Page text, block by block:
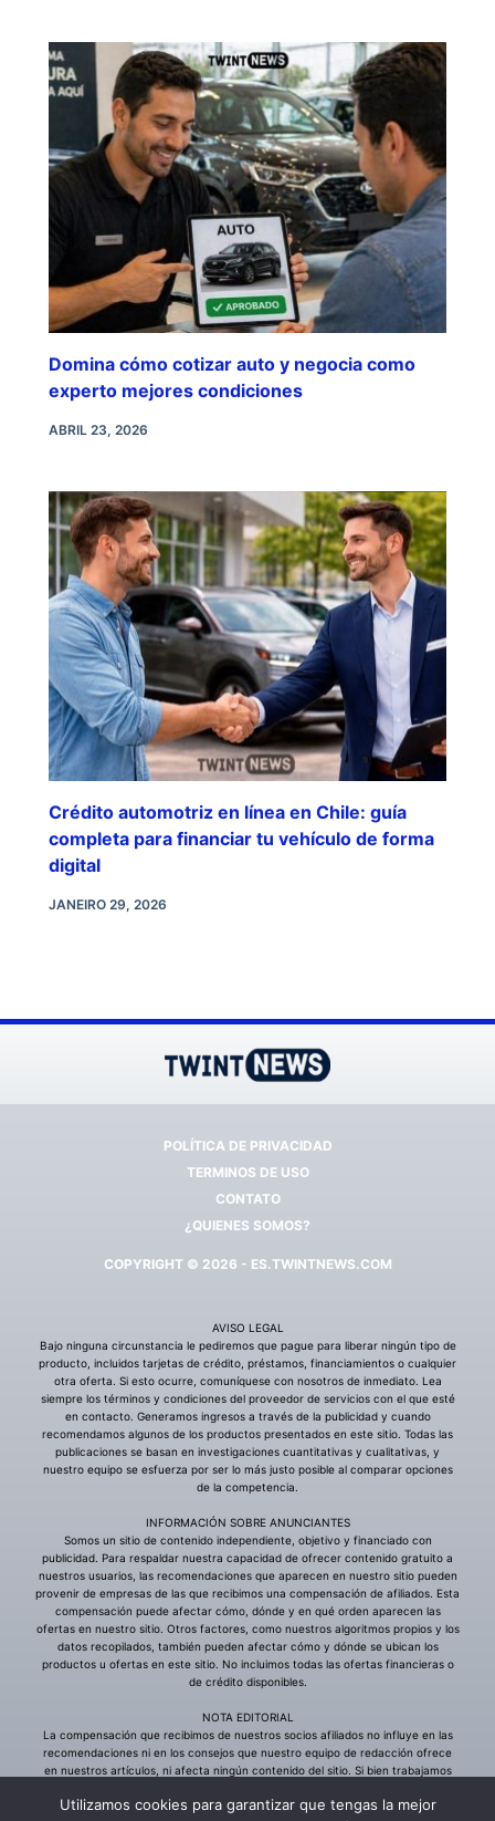
Domina cómo cotizar auto y negocia como
experto mejores condiciones
ABRIL 23, 2026
Crédito automotriz en línea en Chile: guía
completa para financiar tu vehículo de forma
digital
JANEIRO 29, 2026
POLÍTICA DE PRIVACIDAD
TERMINOS DE USO
CONTATO
¿QUIENES SOMOS?
COPYRIGHT © 2026 - ES.TWINTNEWS.COM
Utilizamos cookies para garantizar que tengas la mejor